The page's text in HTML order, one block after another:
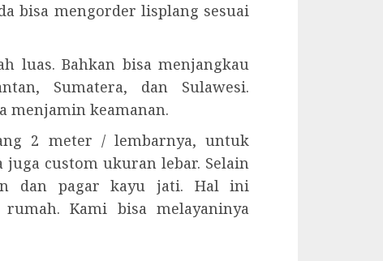
bisa mengorder lisplang sesuai
luas. Bahkan bisa menjangkau
Sumatera, dan Sulawesi.
menjamin keamanan.
2 meter / lembarnya, untuk
juga custom ukuran lebar. Selain
dan pagar kayu jati. Hal ini
Kami bisa melayaninya